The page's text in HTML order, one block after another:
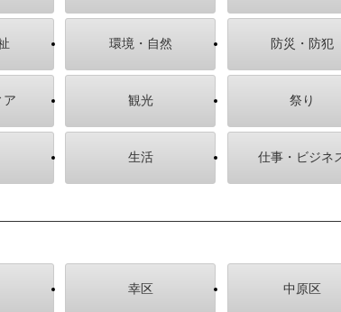
環境・自然 防災・防犯
ア 観光 祭り
生活 仕事・ビジネ
幸区 中原区